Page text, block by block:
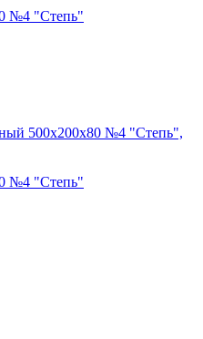
№4 "Степь"
№4 "Степь"